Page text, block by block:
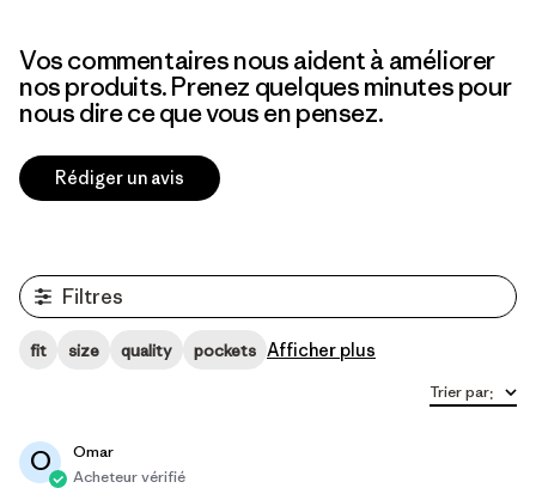
Vos commentaires nous aident à améliorer
nos produits. Prenez quelques minutes pour
nous dire ce que vous en pensez.
Rédiger un avis
Filtres
fit size quality pockets Afficher plus
Trier par:
O
Omar
Acheteur vérifié